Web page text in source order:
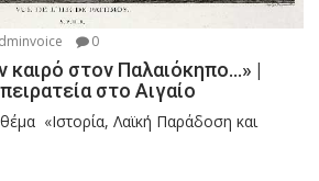
0
καιρό στον Παλαιόκηπο…» |
στο Αιγαίο
«Ιστορία, Λαϊκή Παράδοση και